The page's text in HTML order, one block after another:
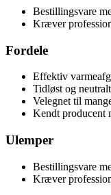
Bestillingsvare
Kræver
Fordele
Effektiv
Tidløst og
Velegnet til
Kendt producent
Ulemper
Bestillingsvare
Kræver